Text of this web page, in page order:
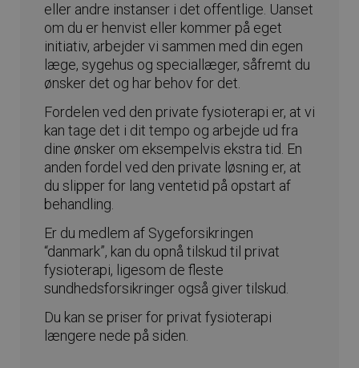
eller andre instanser i det offentlige. Uanset
om du er henvist eller kommer på eget
initiativ, arbejder vi sammen med din egen
læge, sygehus og speciallæger, såfremt du
ønsker det og har behov for det.
Fordelen ved den private fysioterapi er, at vi
kan tage det i dit tempo og arbejde ud fra
dine ønsker om eksempelvis ekstra tid. En
anden fordel ved den private løsning er, at
du slipper for lang ventetid på opstart af
behandling.
Er du medlem af Sygeforsikringen
“danmark”, kan du opnå tilskud til privat
fysioterapi, ligesom de fleste
sundhedsforsikringer også giver tilskud.
Du kan se priser for privat fysioterapi
længere nede på siden.